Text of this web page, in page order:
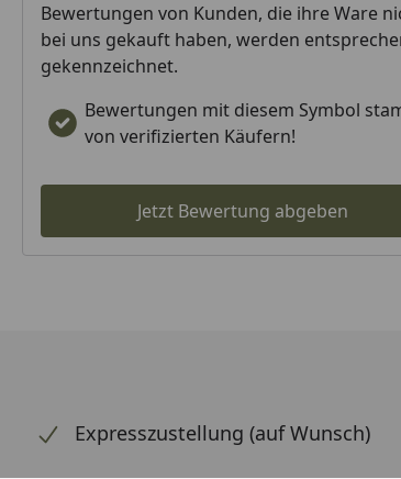
Bewertungen von Kunden, die ihre Ware
bei uns gekauft haben, werden
gekennzeichnet.
Bewertungen mit diesem Symbol
von verifizierten Käufern!
Jetzt Bewertung abgeben
Expresszustellung (auf Wunsch)